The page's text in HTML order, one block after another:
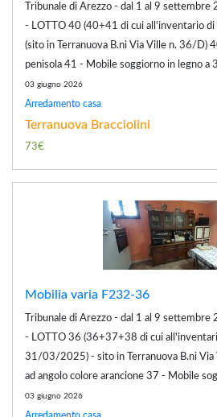
Tribunale di Arezzo - dal 1 al 9
- LOTTO 40 (40+41 di cui all'inventario
(sito in Terranuova B.ni Via Ville n. 36/D)
penisola 41 - Mobile soggiorno in legno a
03 giugno 2026
Arredamento casa
Terranuova Bracciolini
73€
Mobilia varia F232-36
Tribunale di Arezzo - dal 1 al 9
- LOTTO 36 (36+37+38 di cui
31/03/2025) - sito in Terranuova B.ni
ad angolo colore arancione 37 - Mobile
03 giugno 2026